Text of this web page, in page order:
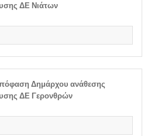
ΔΕ Νιάτων
Δημάρχου ανάθεσης
ΔΕ Γερονθρών